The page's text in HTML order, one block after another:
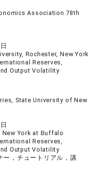
Association 78th
Rochester, New York
Reserves,
Output Volatility
State University of New
York at Buffalo
Reserves,
Output Volatility
ー，チュートリアル，講